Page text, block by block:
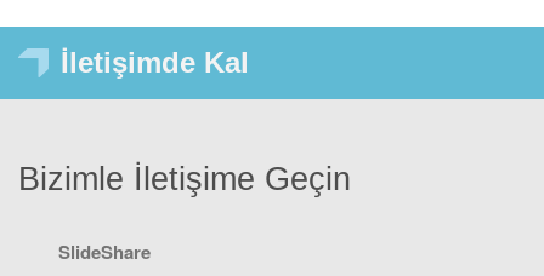
İletişimde Kal
Bizimle İletişime Geçin
SlideShare